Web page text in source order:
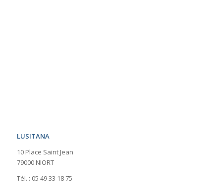
LUSITANA
10 Place Saint Jean
79000 NIORT
Tél. : 05 49 33 18 75